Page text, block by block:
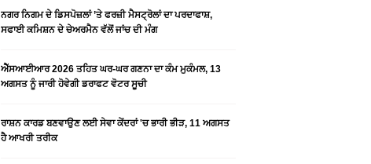
ਨਗਰ ਨਿਗਮ ਦੇ ਡਿਸਪੋਜ਼ਲਾਂ ’ਤੇ ਫਰਜ਼ੀ ਮੈਸਟ੍ਰੋਲਾਂ ਦਾ ਪਰਦਾਫਾਸ਼,
ਸਫਾਈ ਕਮਿਸ਼ਨ ਦੇ ਚੇਅਰਮੈਨ ਵੱਲੋਂ ਜਾਂਚ ਦੀ ਮੰਗ
ਐੱਸਆਈਆਰ 2026 ਤਹਿਤ ਘਰ-ਘਰ ਗਣਨਾ ਦਾ ਕੰਮ ਮੁਕੰਮਲ, 13
ਅਗਸਤ ਨੂੰ ਜਾਰੀ ਹੋਵੇਗੀ ਡਰਾਫਟ ਵੋਟਰ ਸੂਚੀ
ਰਾਸ਼ਨ ਕਾਰਡ ਬਣਵਾਉਣ ਲਈ ਸੇਵਾ ਕੇਂਦਰਾਂ 'ਚ ਭਾਰੀ ਭੀੜ, 11 ਅਗਸਤ
ਹੈ ਆਖਰੀ ਤਰੀਕ